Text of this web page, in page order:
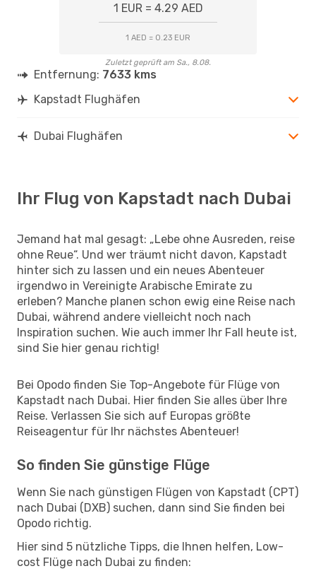
1 EUR = 4.29 AED
1 AED = 0.23 EUR
Zuletzt geprüft am Sa., 8.08.
Entfernung: 7633 kms
Kapstadt Flughäfen
Dubai Flughäfen
Ihr Flug von Kapstadt nach Dubai
Jemand hat mal gesagt: „Lebe ohne Ausreden, reise
ohne Reue“. Und wer träumt nicht davon, Kapstadt
hinter sich zu lassen und ein neues Abenteuer
irgendwo in Vereinigte Arabische Emirate zu
erleben? Manche planen schon ewig eine Reise nach
Dubai, während andere vielleicht noch nach
Inspiration suchen. Wie auch immer Ihr Fall heute ist,
sind Sie hier genau richtig!
Bei Opodo finden Sie Top-Angebote für Flüge von
Kapstadt nach Dubai. Hier finden Sie alles über Ihre
Reise. Verlassen Sie sich auf Europas größte
Reiseagentur für Ihr nächstes Abenteuer!
So finden Sie günstige Flüge
Wenn Sie nach günstigen Flügen von Kapstadt (CPT)
nach Dubai (DXB) suchen, dann sind Sie finden bei
Opodo richtig.
Hier sind 5 nützliche Tipps, die Ihnen helfen, Low-
cost Flüge nach Dubai zu finden: